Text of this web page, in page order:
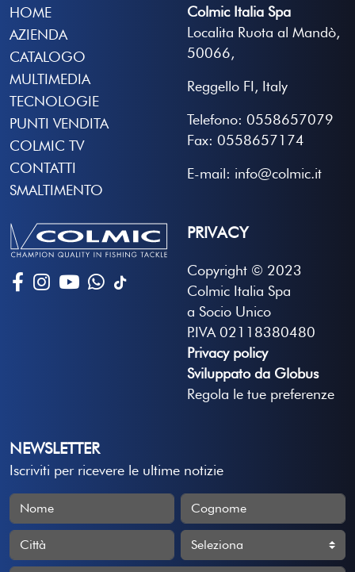
HOME
AZIENDA
CATALOGO
MULTIMEDIA
TECNOLOGIE
PUNTI VENDITA
COLMIC TV
CONTATTI
SMALTIMENTO
Colmic Italia Spa
Localita Ruota al Mandò,
50066,
Reggello FI, Italy
Telefono: 0558657079
Fax: 0558657174
E-mail: info@colmic.it
PRIVACY
Copyright © 2023
Colmic Italia Spa
a Socio Unico
P.IVA 02118380480
Privacy policy
Sviluppato da Globus
Regola le tue preferenze
NEWSLETTER
Iscriviti per ricevere le ultime notizie